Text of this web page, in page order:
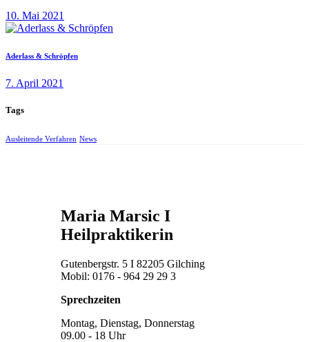
10. Mai 2021
Aderlass & Schröpfen
7. April 2021
Tags
Ausleitende Verfahren News
Maria Marsic I
Heilpraktikerin
Gutenbergstr. 5 I 82205 Gilching
Mobil: 0176 - 964 29 29 3
Sprechzeiten
Montag, Dienstag, Donnerstag
09.00 - 18 Uhr